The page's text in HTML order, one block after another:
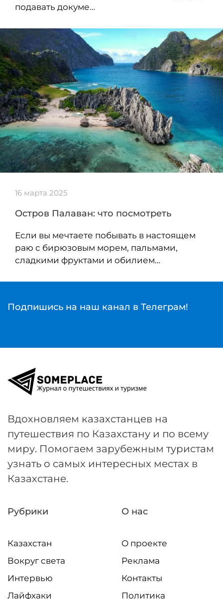
подавать докуме…
16 марта 2025
Остров Палаван: что посмотреть
Если вы мечтаете побывать в настоящем
раю с бирюзовым морем, пальмами,
сладкими фруктами и обилием…
Подпишись на наш канал в Телеграм!
Вдохновляем казахстанцев на
путешествия по Казахстану и по всему
миру. Помогаем зарубежным туристам
узнать о самых интересных местах в
Казахстане.
Рубрики
Казахстан
Вокруг света
Интервью
Лайфхаки
О нас
О проекте
Реклама
Контакты
Политика